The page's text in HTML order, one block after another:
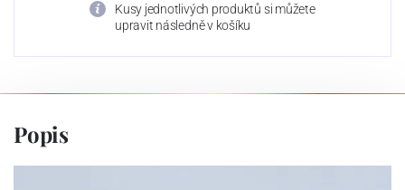
Kusy jednotlivých produktů si můžete
upravit následně v košíku
Popis